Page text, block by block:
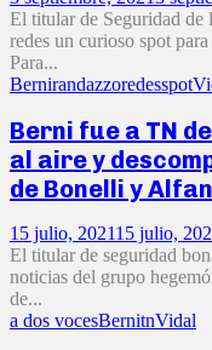
El titular de Seguridad de
redes un curioso spot
Para...
Bernirandazzoredesspot
Berni fue a TN
al aire y
de Bonelli y
15 julio, 202115 julio,
El titular de seguridad
noticias del grupo
de...
a dos vocesBernitnVidal